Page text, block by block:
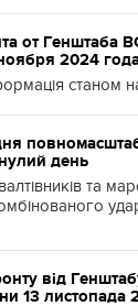
от Генштаба
2024
станом
день
та
від
13 листопада